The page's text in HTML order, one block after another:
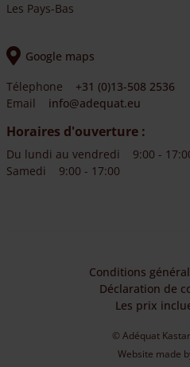
Les Pays-Bas
Google maps
Télephone
+31 (0)13-508 2536
Email
info@adequat.eu
Horaires d'ouverture :
Du lundi au vendredi
9:00 -
Samedi
9:00 - 17:00
Conditions
Déclaration de
Les prix
© Adéquat
Website made